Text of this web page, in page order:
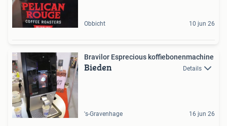
Obbicht 10 jun 26
Bravilor Esprecious koffiebonenmachine
Bieden Details
's-Gravenhage 16 jun 26